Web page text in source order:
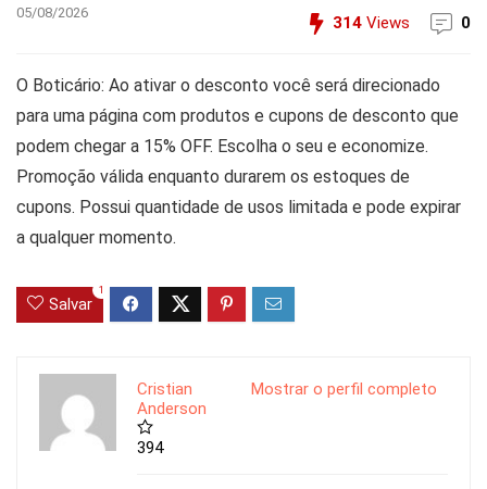
05/08/2026
314 Views 0
O Boticário: Ao ativar o desconto você será direcionado
para uma página com produtos e cupons de desconto que
podem chegar a 15% OFF. Escolha o seu e economize.
Promoção válida enquanto durarem os estoques de
cupons. Possui quantidade de usos limitada e pode expirar
a qualquer momento.
Salvar
1
Mostrar o perfil completo
Cristian
Anderson
394